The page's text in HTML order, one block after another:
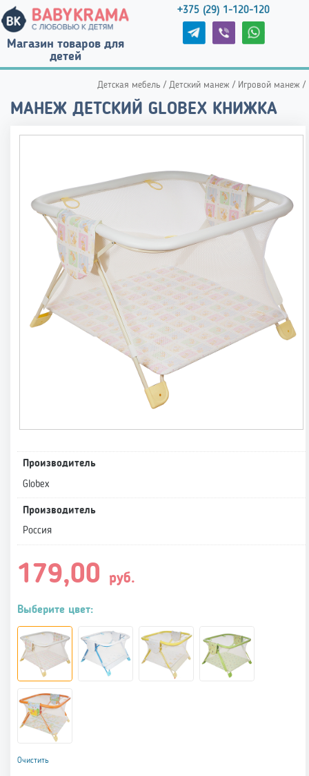
Магазин товаров для
детей
+375 (29) 1-120-120
Детская мебель / Детский манеж / Игровой манеж /
МАНЕЖ ДЕТСКИЙ GLOBEX КНИЖКА
Производитель
Globex
Производитель
Россия
179,00 руб.
Выберите цвет:
Очистить